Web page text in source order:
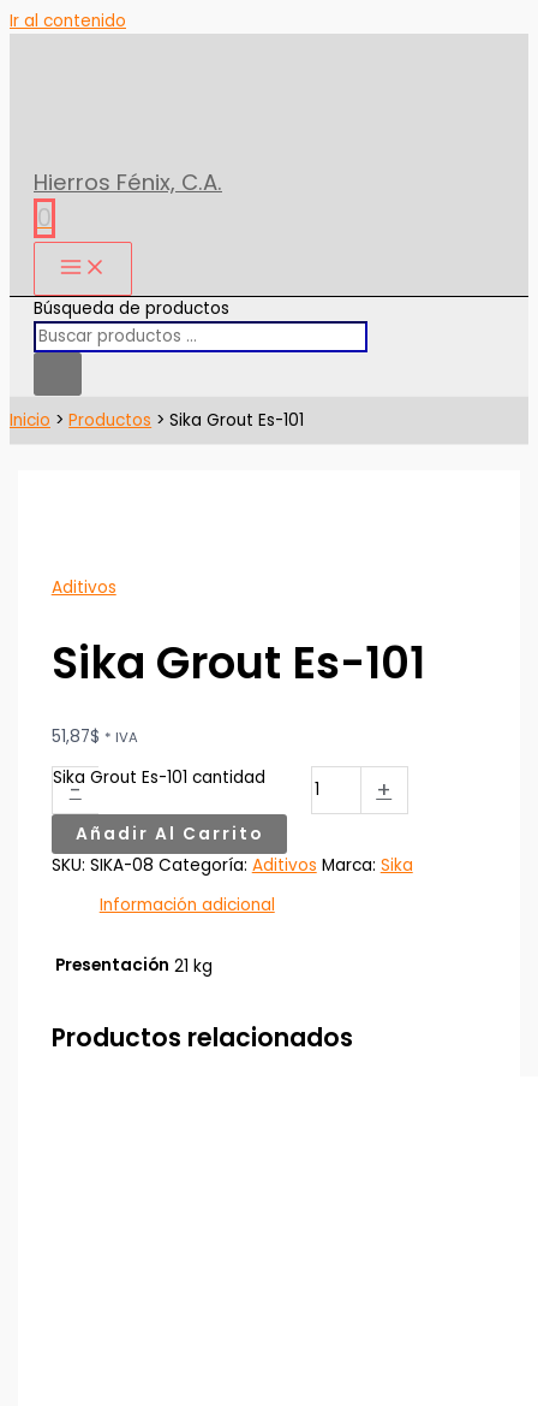
Ir al contenido
Hierros Fénix, C.A.
0
Búsqueda de productos
Inicio Productos Sika Grout Es-101
Aditivos
Sika Grout Es-101
51,87$ * IVA
-
Sika Grout Es-101 cantidad +
Añadir Al Carrito
SKU: SIKA-08 Categoría: Aditivos Marca: Sika
Información adicional
Presentación 21 kg
Productos relacionados